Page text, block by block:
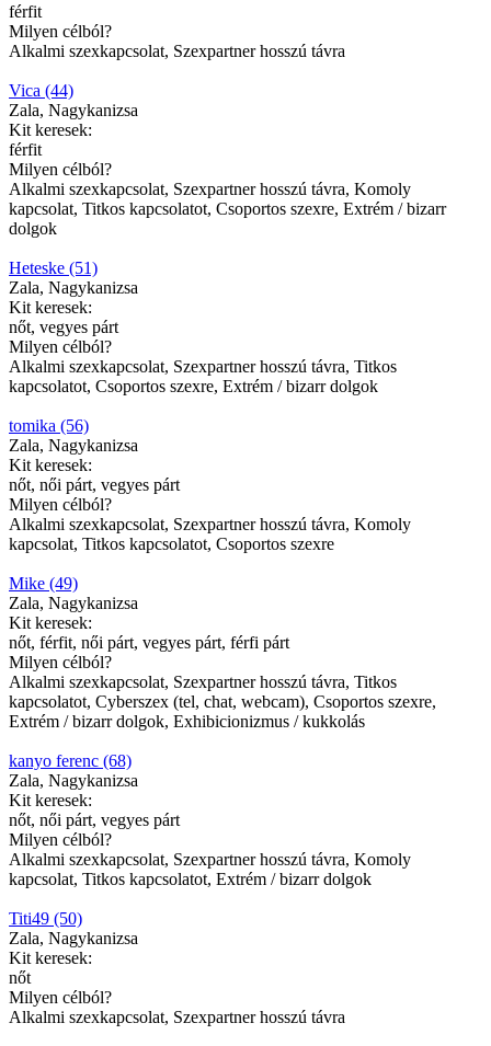
férfit
Milyen célból?
Alkalmi szexkapcsolat, Szexpartner hosszú távra
Vica (44)
Zala, Nagykanizsa
Kit keresek:
férfit
Milyen célból?
Alkalmi szexkapcsolat, Szexpartner hosszú távra, Komoly
kapcsolat, Titkos kapcsolatot, Csoportos szexre, Extrém / bizarr
dolgok
Heteske (51)
Zala, Nagykanizsa
Kit keresek:
nőt, vegyes párt
Milyen célból?
Alkalmi szexkapcsolat, Szexpartner hosszú távra, Titkos
kapcsolatot, Csoportos szexre, Extrém / bizarr dolgok
tomika (56)
Zala, Nagykanizsa
Kit keresek:
nőt, női párt, vegyes párt
Milyen célból?
Alkalmi szexkapcsolat, Szexpartner hosszú távra, Komoly
kapcsolat, Titkos kapcsolatot, Csoportos szexre
Mike (49)
Zala, Nagykanizsa
Kit keresek:
nőt, férfit, női párt, vegyes párt, férfi párt
Milyen célból?
Alkalmi szexkapcsolat, Szexpartner hosszú távra, Titkos
kapcsolatot, Cyberszex (tel, chat, webcam), Csoportos szexre,
Extrém / bizarr dolgok, Exhibicionizmus / kukkolás
kanyo ferenc (68)
Zala, Nagykanizsa
Kit keresek:
nőt, női párt, vegyes párt
Milyen célból?
Alkalmi szexkapcsolat, Szexpartner hosszú távra, Komoly
kapcsolat, Titkos kapcsolatot, Extrém / bizarr dolgok
Titi49 (50)
Zala, Nagykanizsa
Kit keresek:
nőt
Milyen célból?
Alkalmi szexkapcsolat, Szexpartner hosszú távra